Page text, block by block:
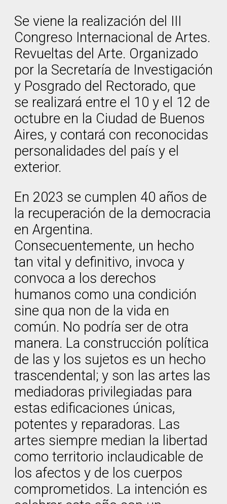
Se viene la realización del III
Congreso Internacional de Artes.
Revueltas del Arte. Organizado
por la Secretaría de Investigación
y Posgrado del Rectorado, que
se realizará entre el 10 y el 12 de
octubre en la Ciudad de Buenos
Aires, y contará con reconocidas
personalidades del país y el
exterior.
En 2023 se cumplen 40 años de
la recuperación de la democracia
en Argentina.
Consecuentemente, un hecho
tan vital y definitivo, invoca y
convoca a los derechos
humanos como una condición
sine qua non de la vida en
común. No podría ser de otra
manera. La construcción política
de las y los sujetos es un hecho
trascendental; y son las artes las
mediadoras privilegiadas para
estas edificaciones únicas,
potentes y reparadoras. Las
artes siempre median la libertad
como territorio inclaudicable de
los afectos y de los cuerpos
comprometidos. La intención es